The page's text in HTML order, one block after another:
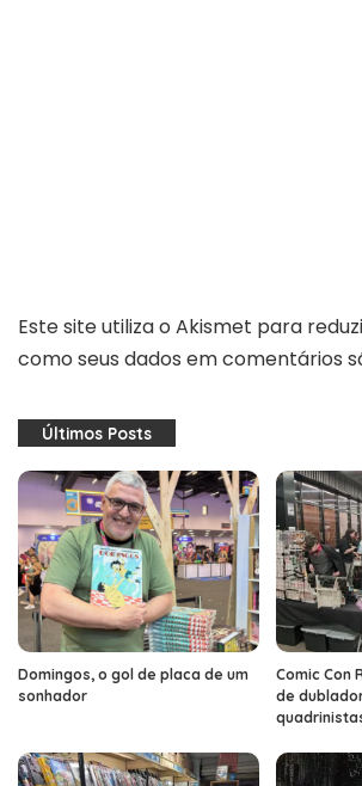
Este site utiliza o Akismet para
como seus dados em comentários
Últimos Posts
Domingos, o gol de placa de um
sonhador
Comic Con
de